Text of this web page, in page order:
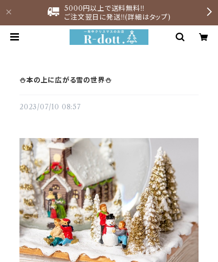
5000円以上で送料無料‼︎
ご注文翌日に発送‼︎(詳細はタップ)
⛄️本の上に広がる雪の世界⛄️
2023/07/10 08:57